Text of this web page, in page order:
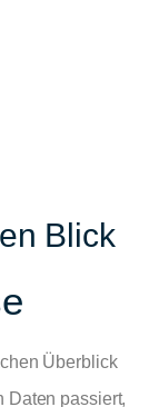
Blick
Überblick
Daten passiert,